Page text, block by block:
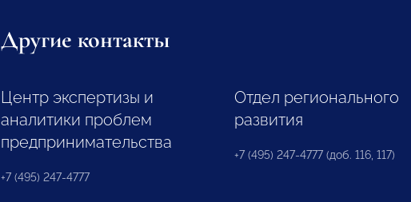
Другие контакты
Центр экспертизы и
аналитики проблем
предпринимательства
+7 (495) 247-4777
Отдел регионального
развития
+7 (495) 247-4777 (доб. 116, 117)